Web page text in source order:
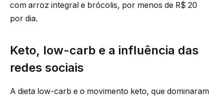
com arroz integral e brócolis, por menos de R$ 20
por dia.
Keto, low-carb e a influência das
redes sociais
A dieta low-carb e o movimento keto, que dominaram